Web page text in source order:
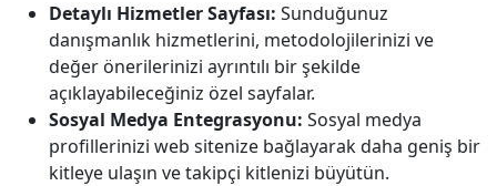
Detaylı Hizmetler Sayfası: Sunduğunuz
danışmanlık hizmetlerini, metodolojilerinizi ve
değer önerilerinizi ayrıntılı bir şekilde
açıklayabileceğiniz özel sayfalar.
Sosyal Medya Entegrasyonu: Sosyal medya
profillerinizi web sitenize bağlayarak daha geniş bir
kitleye ulaşın ve takipçi kitlenizi büyütün.